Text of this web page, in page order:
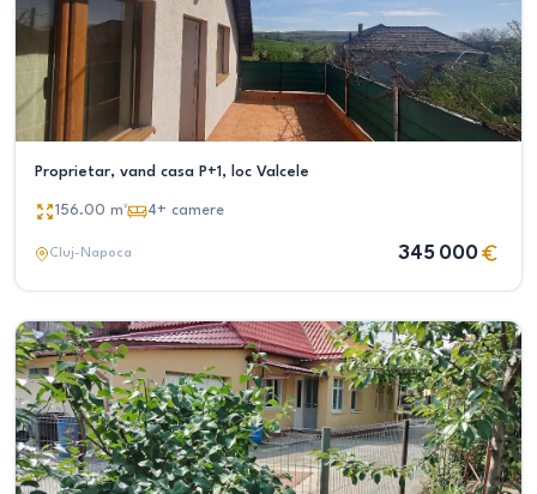
Proprietar, vand casa P+1, loc Valcele
156.00 m² 4+ camere
Cluj-Napoca 345 000